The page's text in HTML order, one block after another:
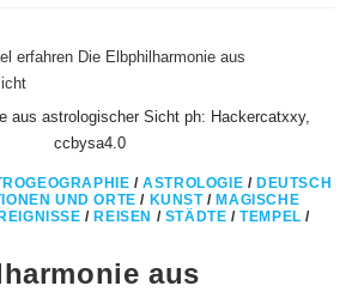
HAIFISCHE
aus astrologischer Sicht ph: Hackercatxxy,
ccbysa4.0
/ASTROLOGIE / DEUTSCH
UND ORTE / KUNST/ MAGISCHE
/ REISEN / STÄDTE /TEMPEL /
aus